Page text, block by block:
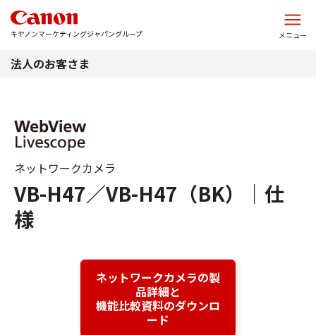
キヤノンマーケティングジャパングループ メニュー
法人のお客さま
VB-H47／VB-H47（BK）｜仕
様
ネットワークカメラ
ネットワークカメラの製
品詳細と
機能比較資料のダウンロ
ード